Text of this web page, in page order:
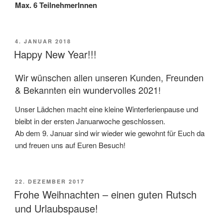
Max. 6 TeilnehmerInnen
VERÖFFENTLICHT
AM
4. JANUAR 2018
Happy New Year!!!
Wir wünschen allen unseren Kunden, Freunden
& Bekannten ein wundervolles 2021!
Unser Lädchen macht eine kleine Winterferienpause und
bleibt in der ersten Januarwoche geschlossen.
Ab dem 9. Januar sind wir wieder wie gewohnt für Euch da
und freuen uns auf Euren Besuch!
VERÖFFENTLICHT
AM
22. DEZEMBER 2017
Frohe Weihnachten – einen guten Rutsch
und Urlaubspause!